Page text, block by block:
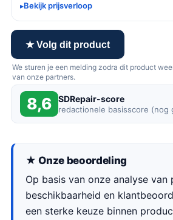
Bekijk prijsverloop
★ Volg dit product
We sturen je een melding zodra dit product
van onze partners.
8,6 SDRepair-score
redactionele basisscore (nog
★ Onze beoordeling
Op basis van onze analyse van
beschikbaarheid en
een sterke keuze binnen